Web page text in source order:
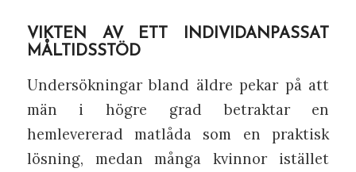
VIKTEN AV ETT INDIVIDANPASSAT
MÅLTIDSSTÖD
Undersökningar bland äldre pekar på att
män i högre grad betraktar en
hemlevererad matlåda som en praktisk
lösning, medan många kvinnor istället